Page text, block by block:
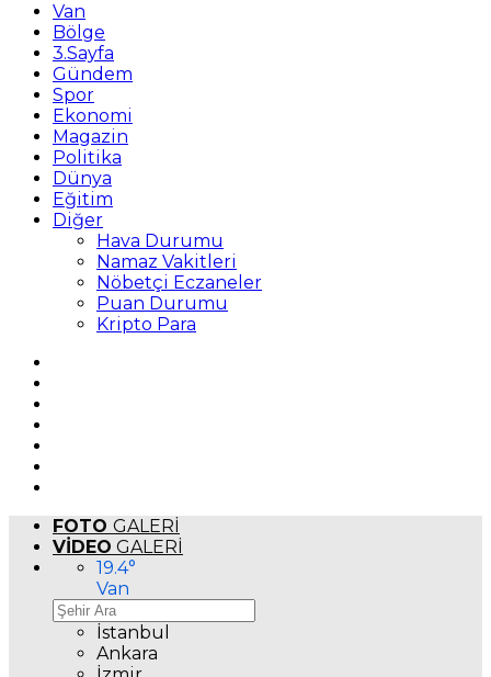
Van
Bölge
3.Sayfa
Gündem
Spor
Ekonomi
Magazin
Politika
Dünya
Eğitim
Diğer
Hava Durumu
Namaz Vakitleri
Nöbetçi Eczaneler
Puan Durumu
Kripto Para
FOTO GALERİ
VİDEO GALERİ
19.4°
Van
İstanbul
Ankara